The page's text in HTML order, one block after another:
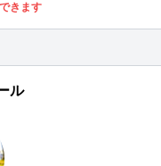
きます
ル